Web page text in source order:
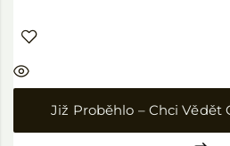
Již Proběhlo – Chci Vědět